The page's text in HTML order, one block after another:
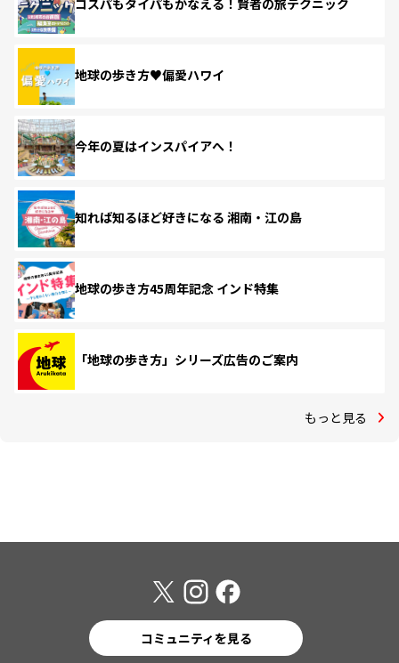
地球の歩き方♥偏愛ハワイ
今年の夏はインスパイアへ！
知れば知るほど好きになる 湘南・江の島
地球の歩き方45周年記念 インド特集
「地球の歩き方」シリーズ広告のご案内
もっと見る
コミュニティを見る